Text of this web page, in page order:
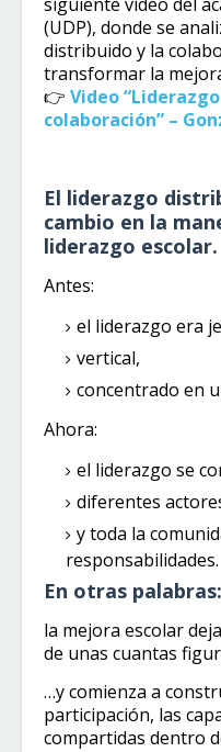
(UDP), donde se
distribuido y la
transformar la
👉 Video
colaboración” –
El liderazgo
cambio en la
liderazgo escolar.
Antes:
el liderazgo era
vertical,
concentrado en
Ahora:
el liderazgo se
diferentes
y toda la
responsabilidades.
En otras palabras:
la mejora escolar
de unas cuantas
…y comienza a
participación, las
compartidas dentro